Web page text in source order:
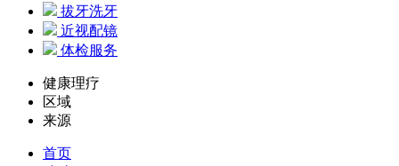
拔牙洗牙
近视配镜
体检服务
健康理疗
区域
来源
首页